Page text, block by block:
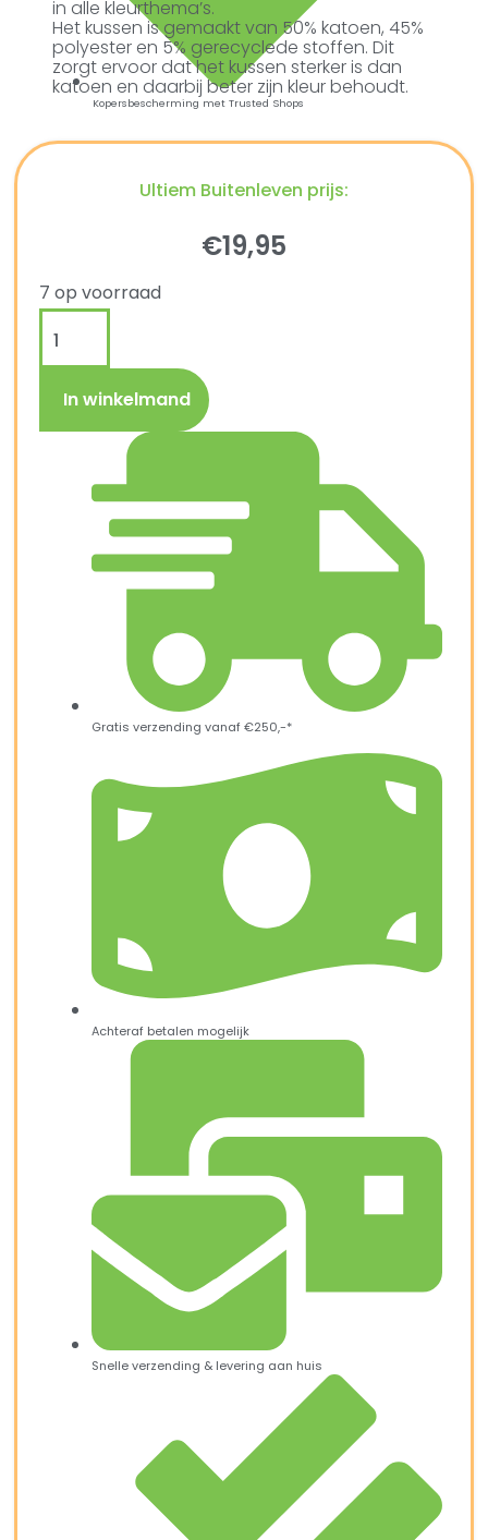
Kopersbescherming met Trusted Shops
in alle kleurthema’s.
Het kussen is gemaakt van 50% katoen, 45%
polyester en 5% gerecyclede stoffen. Dit
zorgt ervoor dat het kussen sterker is dan
katoen en daarbij beter zijn kleur behoudt.
Ultiem Buitenleven prijs:
€19,95
7 op voorraad
In winkelmand
Gratis verzending vanaf €250,-*
Achteraf betalen mogelijk
Snelle verzending & levering aan huis